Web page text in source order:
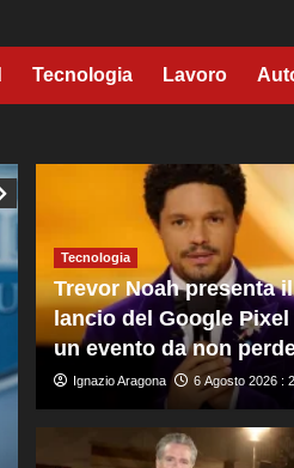
Tecnologia Lavoro
Crans
Tecnologia
Trevor Noah presenta il
lancio del Google Pixel
un evento da non
Ignazio Aragona 6 Agosto 2026 :